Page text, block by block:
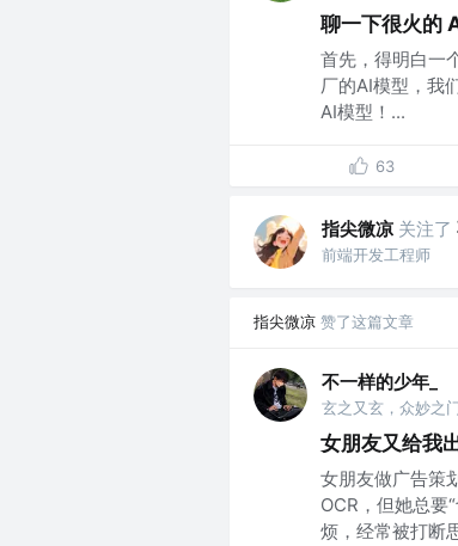
聊一下很火的
首先，得明白一
厂的AI模型，我
AI模型！...
63
指尖微凉 关注了
前端开发工程师
指尖微凉 赞了这篇文章
不一样的少年_
玄之又玄，众妙之
女朋友又给我
女朋友做广告策
OCR，但她总
烦，经常被打断